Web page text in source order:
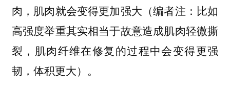
肉，肌肉就会变得更加强大（编者注：比如
高强度举重其实相当于故意造成肌肉轻微撕
裂，肌肉纤维在修复的过程中会变得更强
韧，体积更大）。